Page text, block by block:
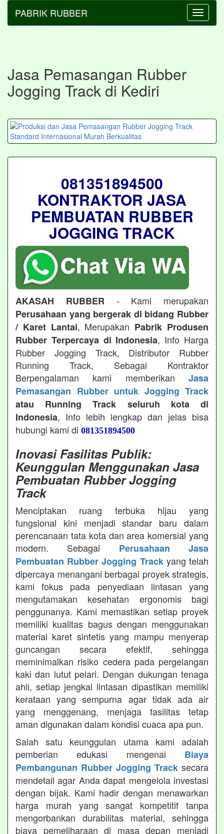
Toggle
PABRIK RUBBER
Jasa Pemasangan Rubber
Jogging Track di Kediri
081351894500
KONTRAKTOR JASA
PEMBUATAN RUBBER
JOGGING TRACK
AKASAH RUBBER - Kami merupakan
Perusahaan yang bergerak di bidang Rubber
/ Karet Lantai, Merupakan Pabrik Produsen
Rubber Terpercaya di Indonesia, Info Harga
Rubber Jogging Track, Distributor Rubber
Running Track, Sebagai Kontraktor
Berpengalaman kami memberikan Jasa
Pemasangan Rubber untuk Jogging Track
atau Running Track seluruh kota di
Indonesia, Info lebih lengkap dan jelas bisa
hubungi kami di 081351894500
Inovasi Fasilitas Publik:
Keunggulan Menggunakan Jasa
Pembuatan Rubber Jogging
Track
Menciptakan ruang terbuka hijau yang
fungsional kini menjadi standar baru dalam
perencanaan tata kota dan area komersial yang
modern. Sebagai Perusahaan Jasa
Pembuatan Rubber Jogging Trackyang telah
dipercaya menangani berbagai proyek strategis,
kami fokus pada penyediaan lintasan yang
mengutamakan kesehatan ergonomis bagi
penggunanya. Kami memastikan setiap proyek
memiliki kualitas bagus dengan menggunakan
material karet sintetis yang mampu menyerap
guncangan secara efektif, sehingga
meminimalkan risiko cedera pada pergelangan
kaki dan lutut pelari. Dengan dukungan tenaga
ahli, setiap jengkal lintasan dipastikan memiliki
kerataan yang sempurna agar tidak ada air
yang menggenang, menjaga fasilitas tetap
aman digunakan dalam kondisi cuaca apa pun.
Salah satu keunggulan utama kami adalah
pemberian edukasi mengenai Biaya
Pembangunan Rubber Jogging Track secara
mendetail agar Anda dapat mengelola investasi
dengan bijak. Kami hadir dengan menawarkan
harga murah yang sangat kompetitif tanpa
mengorbankan durabilitas material, sehingga
biaya pemeliharaan di masa depan menjadi